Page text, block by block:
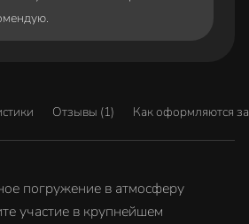
Отзывы (1) Как оформляются
погружение в атмосферу
участие в крупнейшем